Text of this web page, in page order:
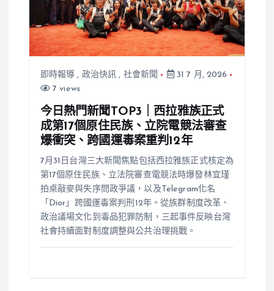
即時報導 , 政治快訊 , 社會新聞
31 7 月, 2026
7 views
今日熱門新聞TOP3｜西拉雅族正式
成第17個原住民族、立院電競法審查
爆衝突、跨國運毒案重判12年
7月31日台灣三大新聞焦點包括西拉雅族正式核定為
第17個原住民族、立法院審查電競法時爆發林宜瑾
拍桌敲麥與失序問政爭議，以及Telegram化名
「Dior」跨國運毒案判刑12年。從族群制度改革、
政治議場文化到毒品犯罪防制，三起事件反映台灣
社會持續面對制度調整與公共治理挑戰。